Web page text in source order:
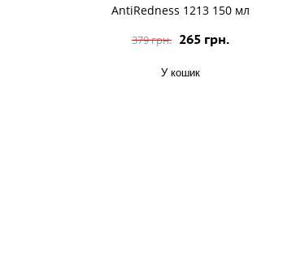
AntiRedness 1213 150 мл
379 грн. 265 грн.
У кошик